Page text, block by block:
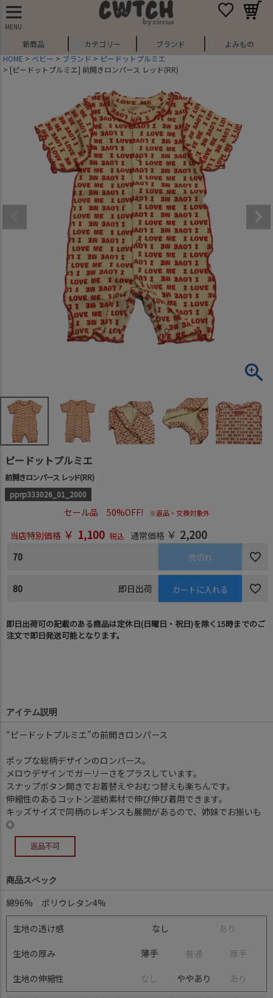
MENU
新商品 カテゴリー ブランド
よみもの
HOME
ベビー ブランド
ピードットプルミエ
[ピードットプルミエ] 前開きロンパース レッド(RR)
ピードットプルミエ
前開きロンパース レッド(RR)
pprp333026_01_2000
セール品 50%OFF! ※返品・交換対象外
当店特別価格 ￥ 1,100 税込 通常価格 ￥ 2,200
70 売切れ
80 即日出荷 カートに入れる
即日出荷可の記載のある商品は定休日(日曜日・祝日)を除く15時までのご
注文で即日発送可能となります。
アイテム説明
“ピードットプルミエ”の前開きロンパース
ポップな総柄デザインのロンパース。
メロウデザインでガーリーさをプラスしています。
スナップボタン開きでお着替えやおむつ替えも楽ちんです。
伸縮性のあるコットン混紡素材で伸び伸び着用できます。
キッズサイズで同柄のレギンスも展開があるので、姉妹でお揃いも
◎
商品スペック
綿96% ポリウレタン4%
生地の透け感 なし あ り
生地の厚み 薄手 普通 厚手
生地の伸縮性 な し ややあり あ り